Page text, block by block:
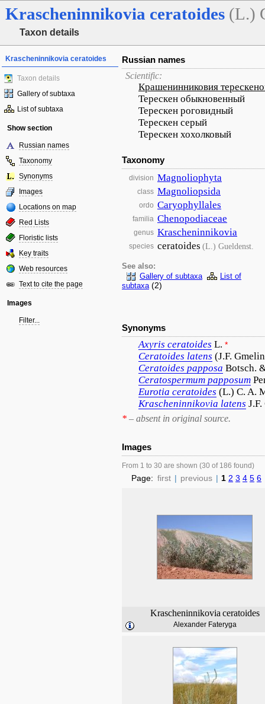
Krascheninnikovia ceratoides (L.)
Taxon details
Krascheninnikovia ceratoides
Taxon details
Gallery of subtaxa
List of subtaxa
Show section
Russian names
Taxonomy
Synonyms
Images
Locations on map
Red Lists
Floristic lists
Key traits
Web resources
Text to cite the page
Images
Filter...
Russian names
Scientific:
Крашенинниковия
Терескен обыкновенный
Терескен роговидный
Терескен серый
Терескен хохолковый
Taxonomy
division Magnoliophyta
class Magnoliopsida
ordo Caryophyllales
familia Chenopodiaceae
genus Krascheninnikovia
species ceratoides (L.) Gueldenst.
See also:
Gallery of subtaxa
List of
subtaxa (2)
Synonyms
Axyris ceratoides L. *
Ceratoides latens (J.F.
Ceratoides papposa Botsch.
Ceratospermum papposum
Eurotia ceratoides (L.) C. A.
Krascheninnikovia latens
* – absent in original source.
Images
From 1 to 30 are shown (30 of 186 found)
Page: first | previous | 1 2 3 4 5 6
Krascheninnikovia ceratoides
Alexander Fateryga